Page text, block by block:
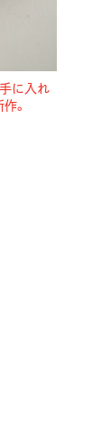
に入れ
。